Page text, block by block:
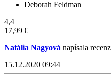
Deborah Feldman
4,4
17,99 €
Natália Nagyová napísala
15.12.2020 09:44